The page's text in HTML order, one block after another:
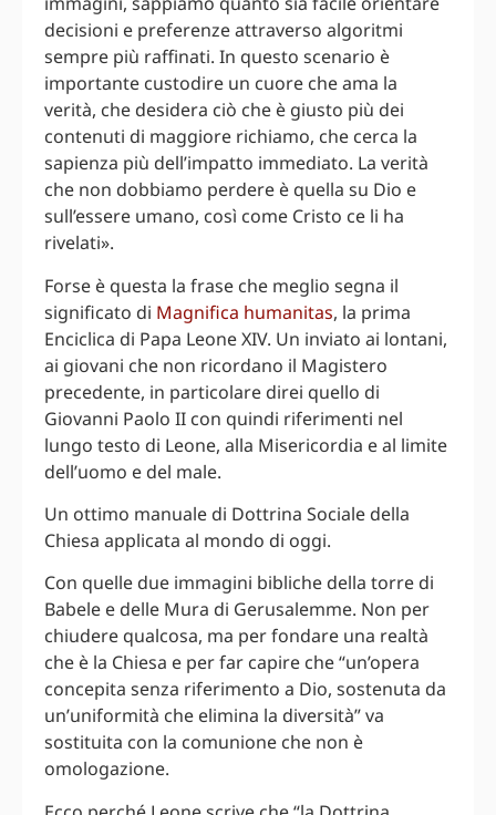
decisioni e preferenze attraverso algoritmi
sempre più raffinati. In questo scenario è
importante custodire un cuore che ama la
verità, che desidera ciò che è giusto più dei
contenuti di maggiore richiamo, che cerca la
sapienza più dell’impatto immediato. La verità
che non dobbiamo perdere è quella su Dio e
sull’essere umano, così come Cristo ce li ha
rivelati».
Forse è questa la frase che meglio segna il
significato di Magnifica humanitas, la prima
Enciclica di Papa Leone XIV. Un inviato ai lontani,
ai giovani che non ricordano il Magistero
precedente, in particolare direi quello di
Giovanni Paolo II con quindi riferimenti nel
lungo testo di Leone, alla Misericordia e al limite
dell’uomo e del male.
Un ottimo manuale di Dottrina Sociale della
Chiesa applicata al mondo di oggi.
Con quelle due immagini bibliche della torre di
Babele e delle Mura di Gerusalemme. Non per
chiudere qualcosa, ma per fondare una realtà
che è la Chiesa e per far capire che “un’opera
concepita senza riferimento a Dio, sostenuta da
un’uniformità che elimina la diversità” va
sostituita con la comunione che non è
omologazione.